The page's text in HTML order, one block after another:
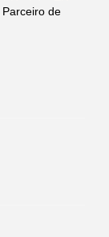
Parceiro de